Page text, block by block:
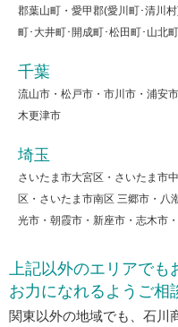
郡葉山町・愛甲郡(愛川町･清川
町･大井町･開成町･松田町･山北
千葉
流山市・松戸市・市川市・浦安
木更津市
埼玉
さいたま市大宮区・さいたま市
区・さいたま市南区 三郷市・八
光市・朝霞市・新座市・志木市
上記以外のエリアで
お力になれるようご相
関東以外の地域でも、石川